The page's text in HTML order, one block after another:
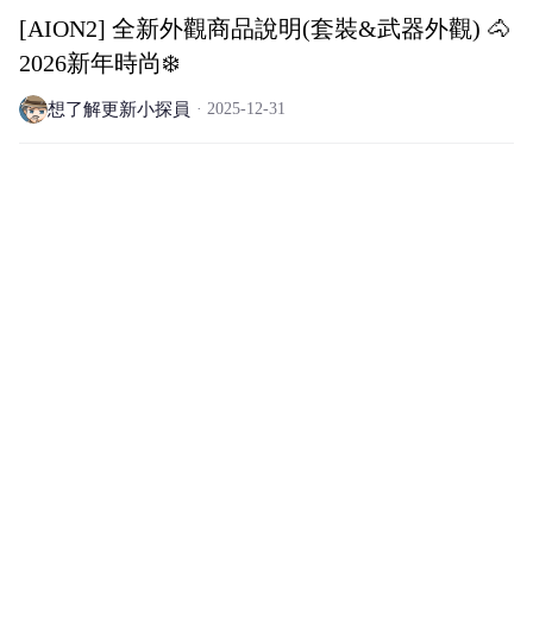
[AION2] 全新外觀商品說明(套裝&武器外觀) 🐴
2026新年時尚❄️
想了解更新小探員 2025-12-31